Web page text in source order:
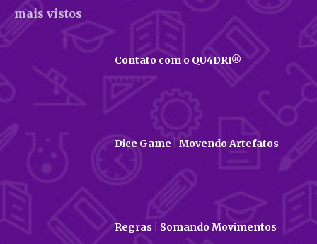
mais vistos
Contato com o QU4DRI®
Dice Game | Movendo Artefatos
Regras | Somando Movimentos